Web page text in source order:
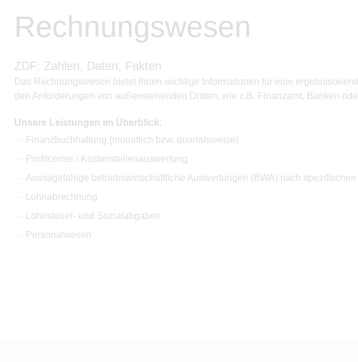
Rechnungswesen
ZDF: Zahlen, Daten, Fakten
Das Rechnungswesen bietet Ihnen wichtige Informationen für eine
den Anforderungen von außenstehenden Dritten, wie z.B. Finanzamt, Banken
Unsere Leistungen im Überblick:
Finanzbuchhaltung (monatlich bzw. quartalsweise)
Profitcenter / Kostenstellenauswertung
Aussagefähige betriebswirtschaftliche Auswertungen (BWA) nach
Lohnabrechnung
Lohnsteuer- und Sozialabgaben
Personalwesen